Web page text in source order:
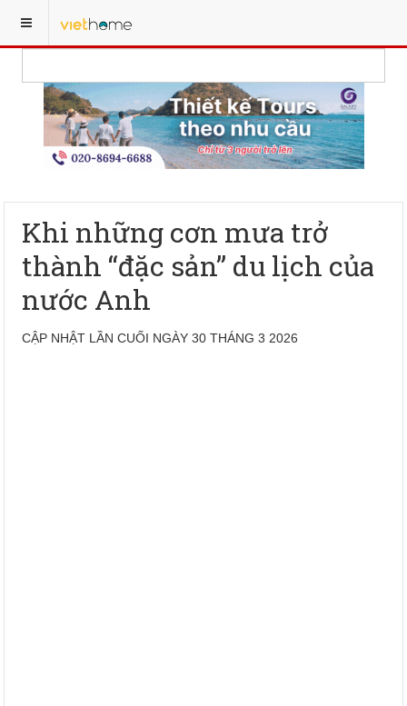
Khi những cơn mưa trở
thành “đặc sản” du lịch của
nước Anh
CẬP NHẬT LẦN CUỐI NGÀY 30 THÁNG 3 2026